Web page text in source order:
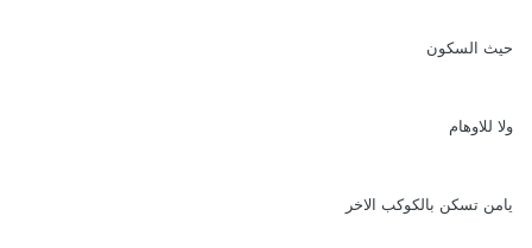
حيث السكون
ولا للاوهام
يامن تسكن بالكوكب الاخر